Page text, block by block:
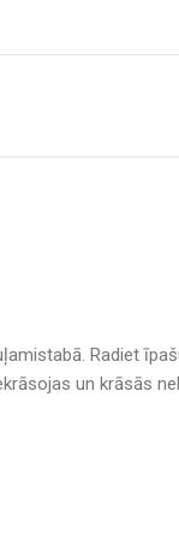
Radiet
un krāsās